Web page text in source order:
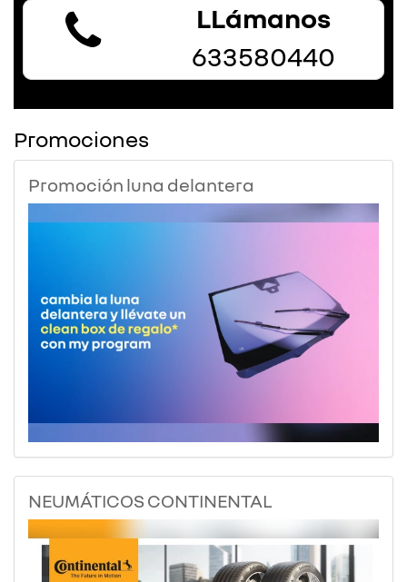
LLámanos
633580440
Promociones
Promoción luna delantera
NEUMÁTICOS CONTINENTAL